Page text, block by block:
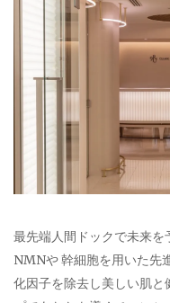
最先端人間ドックで未来を
NMNや 幹細胞を用いた先
化因子を除去し美しい肌と